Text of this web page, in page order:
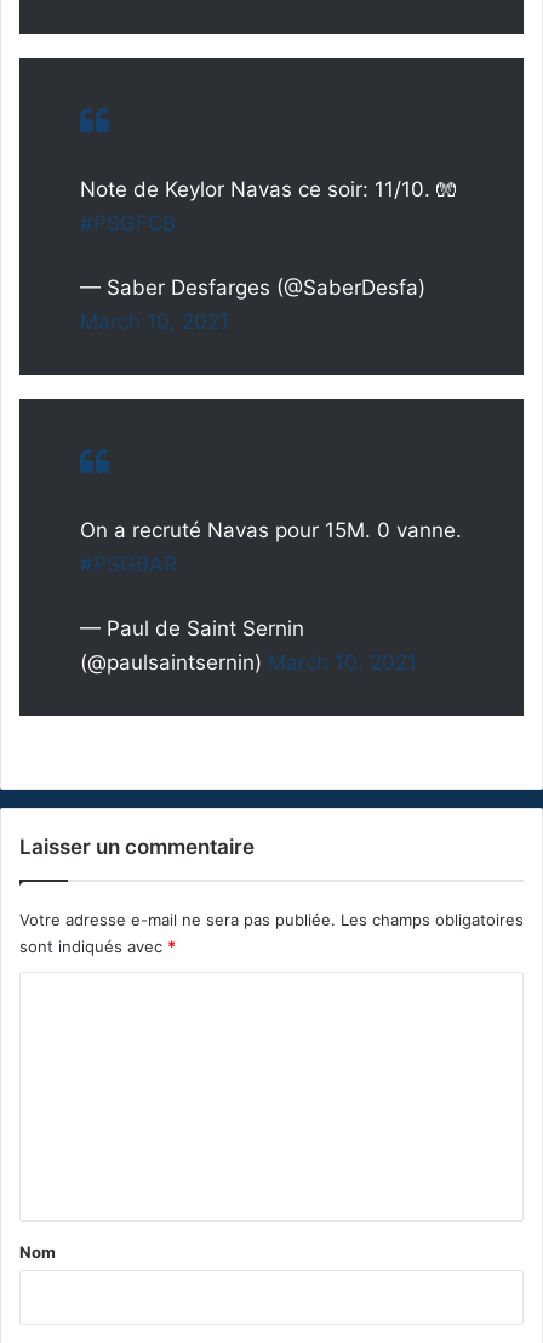
Note de Keylor Navas ce soir: 11/10. 🧤
#PSGFCB
— Saber Desfarges (@SaberDesfa)
March 10, 2021
On a recruté Navas pour 15M. 0 vanne.
#PSGBAR
— Paul de Saint Sernin
(@paulsaintsernin) March 10, 2021
Laisser un commentaire
Votre adresse e-mail ne sera pas publiée. Les champs obligatoires
sont indiqués avec *
a
Nom